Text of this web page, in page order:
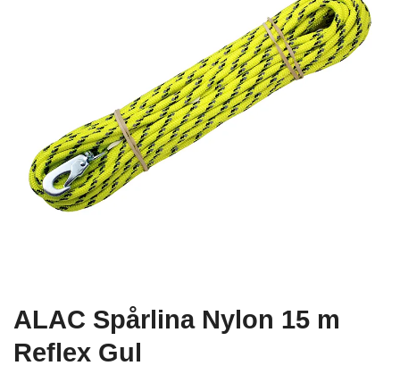
ALAC Spårlina Nylon 15 m
Reflex Gul